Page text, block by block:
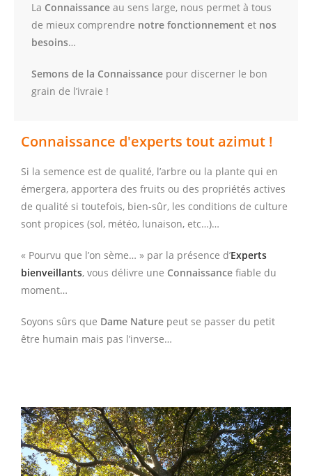
La Connaissance au sens large, nous permet à tous
de mieux comprendre notre fonctionnement et nos
besoins…
Semons de la Connaissance pour discerner le bon
grain de l’ivraie !
Connaissance d'experts tout azimut !
Si la semence est de qualité, l’arbre ou la plante qui en
émergera, apportera des fruits ou des propriétés actives
de qualité si toutefois, bien-sûr, les conditions de culture
sont propices (sol, météo, lunaison, etc…)…
« Pourvu que l’on sème… » par la présence d’Experts
bienveillants, vous délivre une Connaissance fiable du
moment…
Soyons sûrs que Dame Nature peut se passer du petit
être humain mais pas l’inverse…